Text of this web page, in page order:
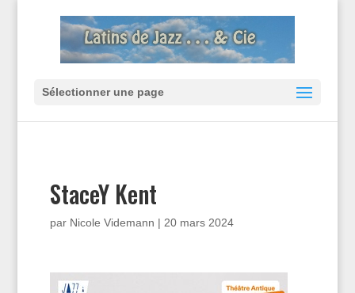
Sélectionner une page
StaceY Kent
par Nicole Videmann | 20 mars 2024